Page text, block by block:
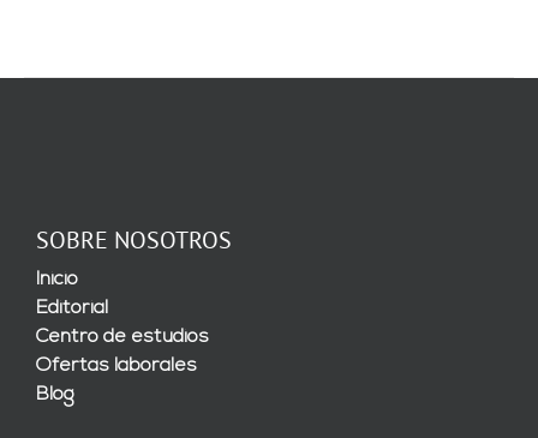
SOBRE NOSOTROS
Inicio
Editorial
Centro de estudios
Ofertas laborales
Blog